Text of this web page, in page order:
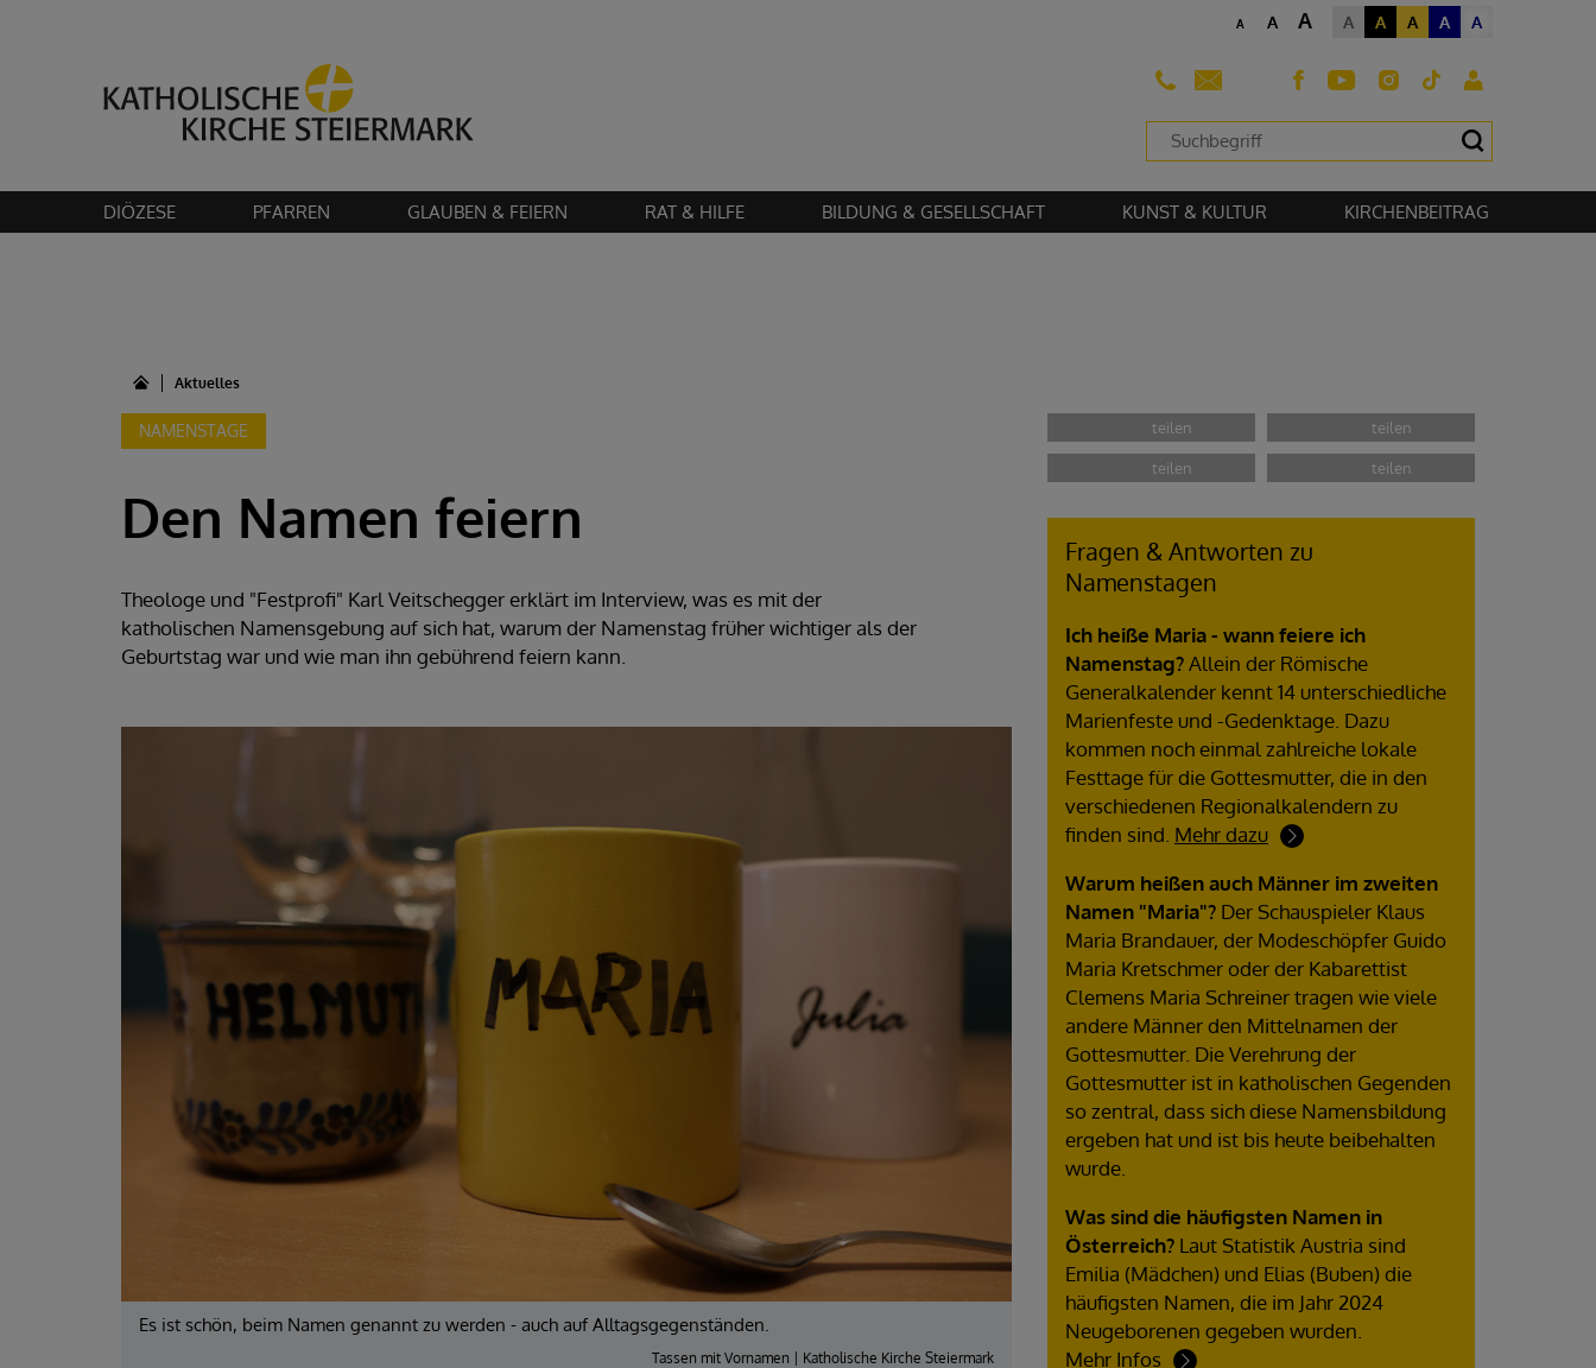
, um diesen Inhalt sehen zu können.
A A A A A A A A
DIÖZESE PFARREN GLAUBEN & FEIERN RAT & HILFE BILDUNG & GESELLSCHAFT KUNST & KULTUR KIRCHENBEITRAG
Aktuelles
NAMENSTAGE
Den Namen feiern
Theologe und "Festprofi" Karl Veitschegger erklärt im Interview, was es mit der
katholischen Namensgebung auf sich hat, warum der Namenstag früher wichtiger als der
Geburtstag war und wie man ihn gebührend feiern kann.
Es ist schön, beim Namen genannt zu werden - auch auf Alltagsgegenständen.
Tassen mit Vornamen | Katholische Kirche Steiermark
Fragen & Antworten zu
Namenstagen
Ich heiße Maria - wann feiere ich
Namenstag?Allein der Römische
Generalkalender kennt 14 unterschiedliche
Marienfeste und -Gedenktage. Dazu
kommen noch einmal zahlreiche lokale
Festtage für die Gottesmutter, die in den
verschiedenen Regionalkalendern zu
finden sind. Mehr dazu
Warum heißen auch Männer im zweiten
Namen "Maria"? Der Schauspieler Klaus
Maria Brandauer, der Modeschöpfer Guido
Maria Kretschmer oder der Kabarettist
Clemens Maria Schreiner tragen wie viele
andere Männer den Mittelnamen der
Gottesmutter. Die Verehrung der
Gottesmutter ist in katholischen Gegenden
so zentral, dass sich diese Namensbildung
ergeben hat und ist bis heute beibehalten
wurde.
Was sind die häufigsten Namen in
Österreich? Laut Statistik Austria sind
Emilia (Mädchen) und Elias (Buben) die
häufigsten Namen, die im Jahr 2024
Neugeborenen gegeben wurden.
Mehr Infos